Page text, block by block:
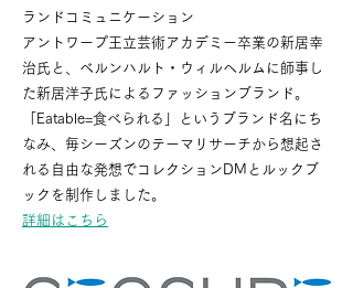
ランドコミュニケーション
アントワープ王立芸術アカデミー卒業の新居幸
治氏と、ベルンハルト・ウィルヘルムに師事し
た新居洋子氏によるファッションブランド。
「Eatable=食べられる」というブランド名にち
なみ、毎シーズンのテーマリサーチから想起さ
れる自由な発想でコレクションDMとルックブ
ックを制作しました。
詳細はこちら